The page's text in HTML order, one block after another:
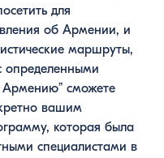
для
об Армении, и
маршруты,
определенными
Армению” сможете
вашим
которая была
специалистами в